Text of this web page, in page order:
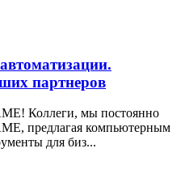
партнеров
Коллеги, мы постоянно
предлагая компьютерным
для биз...